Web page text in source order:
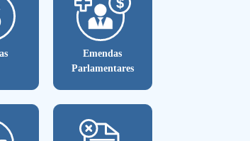
Emendas
Parlamentares